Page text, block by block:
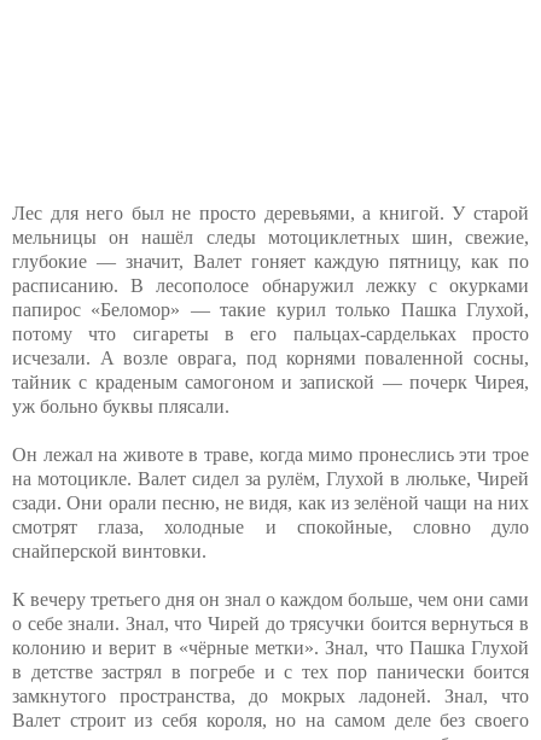
Лес для него был не просто деревьями, а книгой. У старой
мельницы он нашёл следы мотоциклетных шин, свежие,
глубокие — значит, Валет гоняет каждую пятницу, как по
расписанию. В лесополосе обнаружил лежку с окурками
папирос «Беломор» — такие курил только Пашка Глухой,
потому что сигареты в его пальцах-сардельках просто
исчезали. А возле оврага, под корнями поваленной сосны,
тайник с краденым самогоном и запиской — почерк Чирея,
уж больно буквы плясали.
Он лежал на животе в траве, когда мимо пронеслись эти трое
на мотоцикле. Валет сидел за рулём, Глухой в люльке, Чирей
сзади. Они орали песню, не видя, как из зелёной чащи на них
смотрят глаза, холодные и спокойные, словно дуло
снайперской винтовки.
К вечеру третьего дня он знал о каждом больше, чем они сами
о себе знали. Знал, что Чирей до трясучки боится вернуться в
колонию и верит в «чёрные метки». Знал, что Пашка Глухой
в детстве застрял в погребе и с тех пор панически боится
замкнутого пространства, до мокрых ладоней. Знал, что
Валет строит из себя короля, но на самом деле без своего